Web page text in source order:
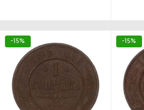
-15% -15%